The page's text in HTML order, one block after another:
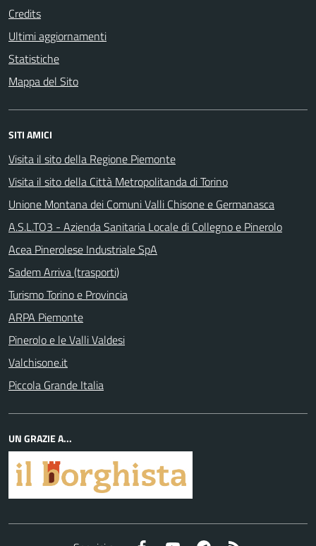
Credits
Ultimi aggiornamenti
Statistiche
Mappa del Sito
SITI AMICI
Visita il sito della Regione Piemonte
Visita il sito della Città Metropolitanda di Torino
Unione Montana dei Comuni Valli Chisone e Germanasca
A.S.L.TO3 - Azienda Sanitaria Locale di Collegno e Pinerolo
Acea Pinerolese Industriale SpA
Sadem Arriva (trasporti)
Turismo Torino e Provincia
ARPA Piemonte
Pinerolo e le Valli Valdesi
Valchisone.it
Piccola Grande Italia
UN GRAZIE A...